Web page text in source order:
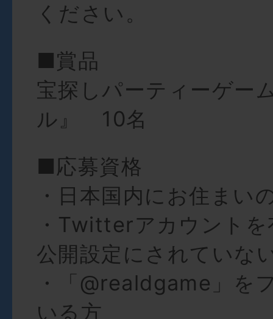
ください。
■賞品
宝探しパーティーゲー
ル』 10名
■応募資格
・日本国内にお住まい
・Twitterアカウント
公開設定にされていな
・「@realdgame」を
いる方